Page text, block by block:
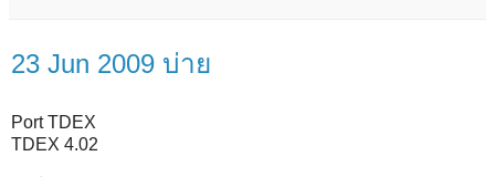
23 Jun 2009 บ่าย
Port TDEX
TDEX 4.02